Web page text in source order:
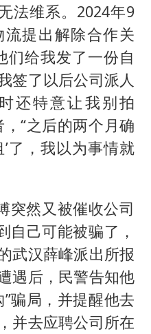
法维系。2024年9
提出解除合作关
们给我发了一份自
签了以后公司派人
还特意让我别拍
“之后的两个月确
了，我以为事情就
突然又被催收公司
自己可能被骗了，
武汉薛峰派出所报
遇后，民警告知他
骗局，并提醒他去
并去应聘公司所在